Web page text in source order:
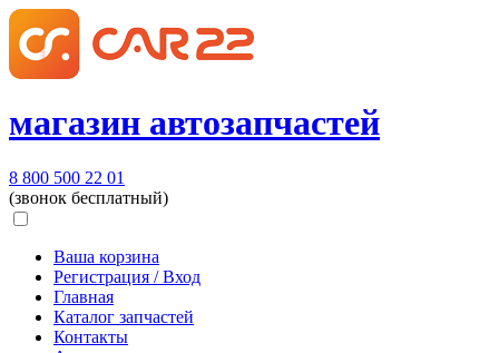
магазин автозапчастей
8 800 500 22 01
(звонок бесплатный)
Ваша корзина
Регистрация / Вход
Главная
Каталог запчастей
Контакты